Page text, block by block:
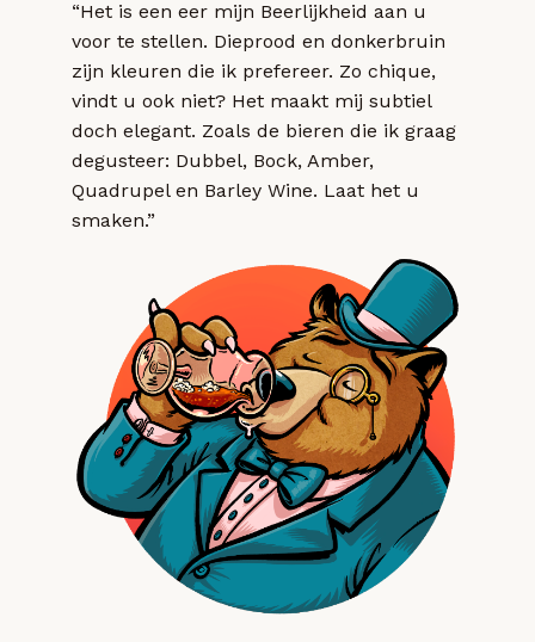
“Het is een eer mijn Beerlijkheid aan u
voor te stellen. Dieprood en donkerbruin
zijn kleuren die ik prefereer. Zo chique,
vindt u ook niet? Het maakt mij subtiel
doch elegant. Zoals de bieren die ik graag
degusteer: Dubbel, Bock, Amber,
Quadrupel en Barley Wine. Laat het u
smaken.”